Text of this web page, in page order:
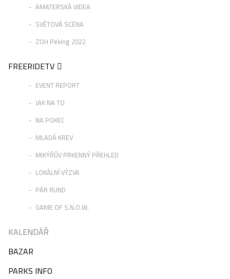
AMATERSKÁ VIDEA
SVĚTOVÁ SCÉNA
ZOH Peking 2022
FREERIDETV
EVENT REPORT
JAK NA TO
NA POKEC
MLADÁ KREV
MIKÝŘŮV PRKENNÝ PŘEHLED
LOKÁLNÍ VÝZVA
PÁR RUND
GAME OF S.N.O.W.
KALENDÁŘ
BAZAR
PARKS INFO